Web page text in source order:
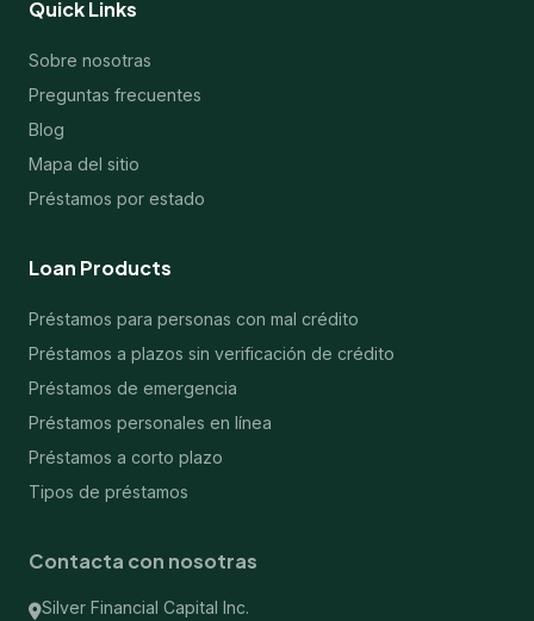
Quick Links
Sobre nosotras
Preguntas frecuentes
Blog
Mapa del sitio
Préstamos por estado
Loan Products
Préstamos para personas con mal crédito
Préstamos a plazos sin verificación de crédito
Préstamos de emergencia
Préstamos personales en línea
Préstamos a corto plazo
Tipos de préstamos
Contacta con nosotras
Silver Financial Capital Inc.